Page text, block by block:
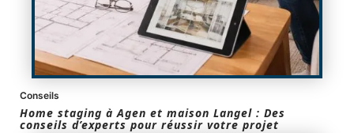
Conseils
Home staging à Agen et maison Langel : Des
conseils d’experts pour réussir votre projet